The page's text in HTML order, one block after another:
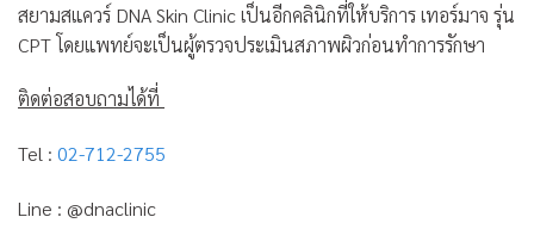
สยามสแควร์ DNA Skin Clinic เป็นอีกคลินิกที่ให้บริการ เทอร์มาจ รุ่น
CPT โดยแพทย์จะเป็นผู้ตรวจประเมินสภาพผิวก่อนทำการรักษา
ติดต่อสอบถามได้ที่
Tel : 02-712-2755
Line : @dnaclinic